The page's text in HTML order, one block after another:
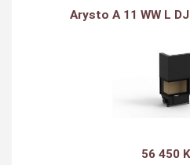
Arysto A 11 WW L
56 450